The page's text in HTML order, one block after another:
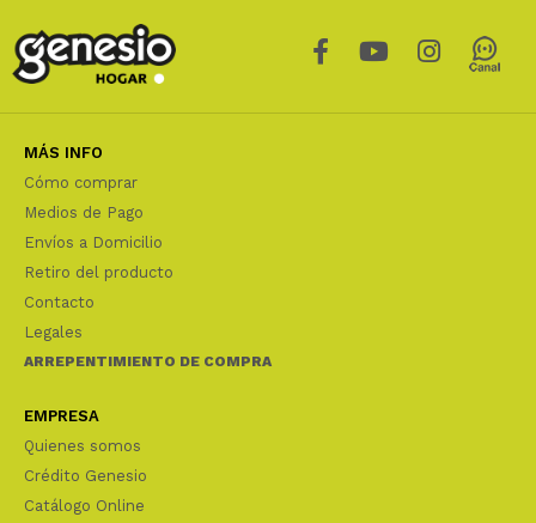
MÁS INFO
Cómo comprar
Medios de Pago
Envíos a Domicilio
Retiro del producto
Contacto
Legales
ARREPENTIMIENTO DE COMPRA
EMPRESA
Quienes somos
Crédito Genesio
Catálogo Online